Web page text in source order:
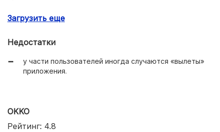
мультиплатформенность;
лояльная ценовая политика;
Загрузить еще
Недостатки
у части пользователей иногда случаются «вылеты»
приложения.
OKKO
Рейтинг: 4.8